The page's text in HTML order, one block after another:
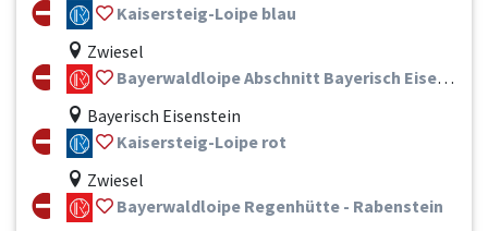
Kaisersteig-Loipe blau
Zwiesel
Bayerwaldloipe Abschnitt Bayerisch Eisenstein- Regenhütte
Bayerisch Eisenstein
Kaisersteig-Loipe rot
Zwiesel
Bayerwaldloipe Regenhütte - Rabenstein